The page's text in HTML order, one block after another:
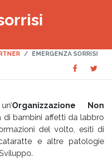
EMERGENZA SORRISI
Share
on
on
Organizzazione Non
di bambini affetti da labbro
del volto, esiti di
e altre patologie